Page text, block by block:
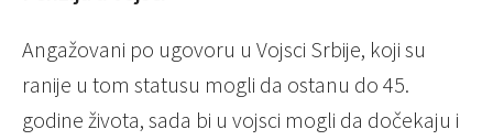
Angažovani po ugovoru u Vojsci Srbije, koji su
ranije u tom statusu mogli da ostanu do 45.
godine života, sada bi u vojsci mogli da dočekaju i